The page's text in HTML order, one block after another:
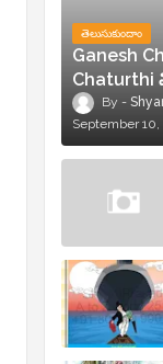
తెలుసుకుందాం
Ganesh
September 10,